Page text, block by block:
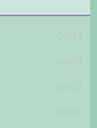
句/
04/21
04/21
04/21
04/21